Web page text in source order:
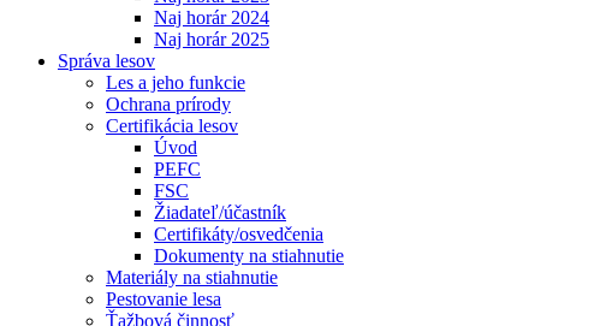
Naj horár 2024
Naj horár 2025
Správa lesov
Les a jeho funkcie
Ochrana prírody
Certifikácia lesov
Úvod
PEFC
FSC
Žiadateľ/účastník
Certifikáty/osvedčenia
Dokumenty na stiahnutie
Materiály na stiahnutie
Pestovanie lesa
Ťažbová činnosť